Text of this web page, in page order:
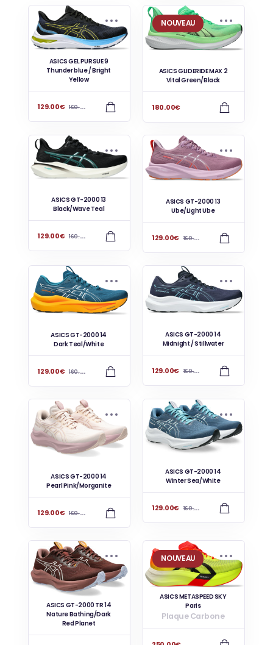
ASICS GEL PURSUE 9
Thunder blue / Bright
Yellow
129.00€ 160.00
NOUVEAU
ASICS GLIDERIDE MAX 2
Vital Green/Black
180.00€
ASICS GT-2000 13
Black/Wave Teal
129.00€ 160.00
ASICS GT-2000 13
Ube/Light Ube
129.00€ 160.00
ASICS GT-2000 14
Dark Teal/White
129.00€ 160.00
ASICS GT-2000 14
Midnight / Stillwater
129.00€ 160.00
ASICS GT-2000 14
Pearl Pink/Morganite
129.00€ 160.00
ASICS GT-2000 14
Winter Sea/White
129.00€ 160.00
ASICS GT-2000 TR 14
Nature Bathing/Dark
Red Planet
NOUVEAU
ASICS METASPEED SKY
Paris
Plaque Carbone